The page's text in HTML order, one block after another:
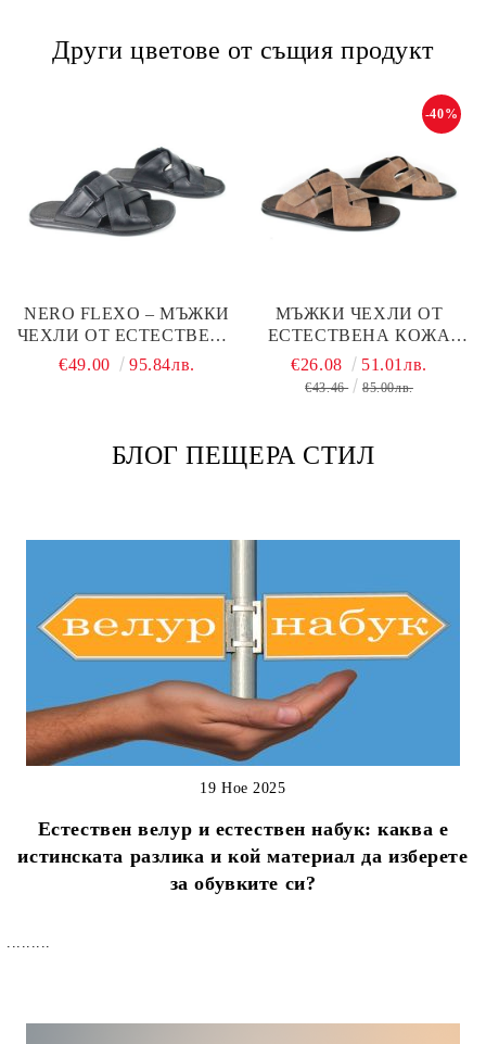
Други цветове от същия продукт
NERO FLEXO – МЪЖКИ
ЧЕХЛИ ОТ ЕСТЕСТВЕНА
КОЖА В ЧЕРНО
€49.00 95.84лв.
МЪЖКИ ЧЕХЛИ ОТ
ЕСТЕСТВЕНА КОЖА
NERO FLEXO – КАФЯВ
ОПУШЕН ЦВЯТ С
-40%
€26.08 51.01лв.
€43.46 85.00лв.
БЛОГ ПЕЩЕРА СТИЛ
Естествен велур и естествен набук: каква е
истинската разлика и кой материал да изберете
за обувките си?
19 Ное 2025
.........